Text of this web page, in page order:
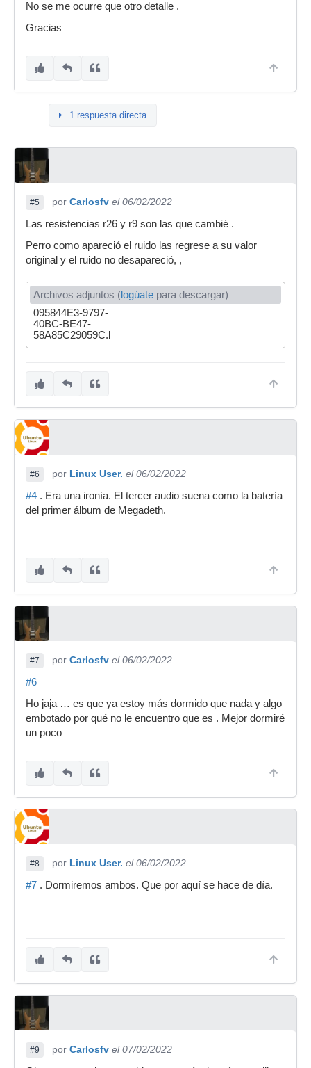
No se me ocurre que otro detalle .
Gracias
1 respuesta directa
#5 por Carlosfv el 06/02/2022
Las resistencias r26 y r9 son las que cambié .
Perro como apareció el ruido las regrese a su valor
original y el ruido no desapareció, ,
Archivos adjuntos (logúate para descargar)
095844E3-9797-
40BC-BE47-
58A85C29059C.bmp
#6 por Linux User. el 06/02/2022
#4 . Era una ironía. El tercer audio suena como la batería
del primer álbum de Megadeth.
#7 por Carlosfv el 06/02/2022
#6
Ho jaja … es que ya estoy más dormido que nada y algo
embotado por qué no le encuentro que es . Mejor dormiré
un poco
#8 por Linux User. el 06/02/2022
#7 . Dormiremos ambos. Que por aquí se hace de día.
#9 por Carlosfv el 07/02/2022